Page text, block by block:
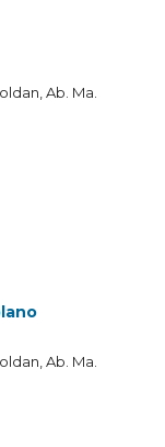
Ab. Ma.
Ab. Ma.